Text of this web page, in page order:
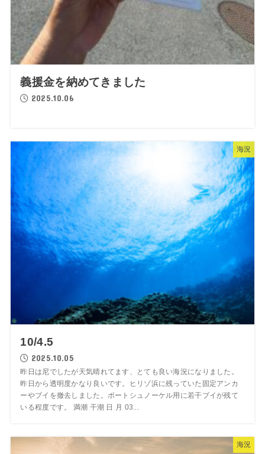
義援金を納めてきました
2025.10.06
海況
10/4.5
2025.10.05
昨日は尼でしたが天気晴れてます、とても良い海況になりました。
昨日から透明度かなり良いです。ヒリゾ浜に残っていた固定アンカ
ーやブイを撤去しました。ボートシュノーケル用に若干ブイが残て
いる程度です。 満潮 干潮 日 月 03...
海況